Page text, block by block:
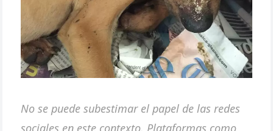
No se puede subestimar el papel de las redes
sociales en este contexto. Plataformas como